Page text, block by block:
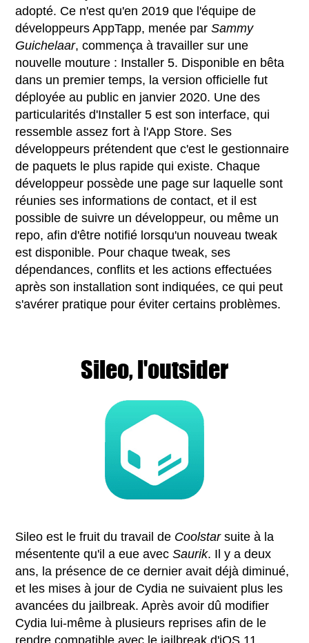
adopté. Ce n'est qu'en 2019 que l'équipe de
développeurs AppTapp, menée parSammy
Guichelaar, commença à travailler sur une
nouvelle mouture : Installer 5. Disponible en bêta
dans un premier temps, la version officielle fut
déployée au public en janvier 2020. Une des
particularités d'Installer 5 est son interface, qui
ressemble assez fort à l'App Store. Ses
développeurs prétendent que c'est le gestionnaire
de paquets le plus rapide qui existe. Chaque
développeur possède une page sur laquelle sont
réunies ses informations de contact, et il est
possible de suivre un développeur, ou même un
repo, afin d'être notifié lorsqu'un nouveau tweak
est disponible. Pour chaque tweak, ses
dépendances, conflits et les actions effectuées
après son installation sont indiquées, ce qui peut
s'avérer pratique pour éviter certains problèmes.
Sileo, l'outsider
Sileo est le fruit du travail de Coolstarsuite à la
mésentente qu'il a eue avecSaurik. Il y a deux
ans, la présence de ce dernier avait déjà diminué,
et les mises à jour de Cydia ne suivaient plus les
avancées du jailbreak. Après avoir dû modifier
Cydia lui-même à plusieurs reprises afin de le
rendre compatible avec le jailbreak d'iOS 11,